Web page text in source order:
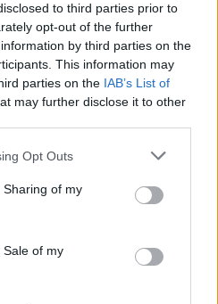
to third parties prior to
opt-out of the further
by third parties on the
This information may
parties on the IAB’s List of
may further disclose it to other
Opt Outs
of my
of my
25310-22912
25310-22650